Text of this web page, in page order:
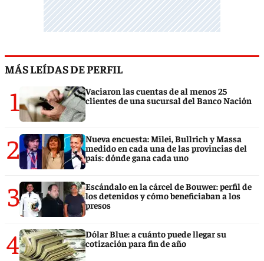
MÁS LEÍDAS DE PERFIL
1
Vaciaron las cuentas de al menos 25
clientes de una sucursal del Banco Nación
2
Nueva encuesta: Milei, Bullrich y Massa
medido en cada una de las provincias del
país: dónde gana cada uno
3
Escándalo en la cárcel de Bouwer: perfil de
los detenidos y cómo beneficiaban a los
presos
4
Dólar Blue: a cuánto puede llegar su
cotización para fin de año